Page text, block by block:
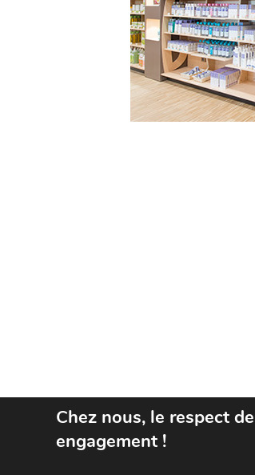
Chez nous, le respect
engagement !